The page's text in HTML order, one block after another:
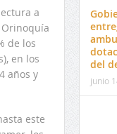
a
de los
en los
años y
este
del
junio
venta de